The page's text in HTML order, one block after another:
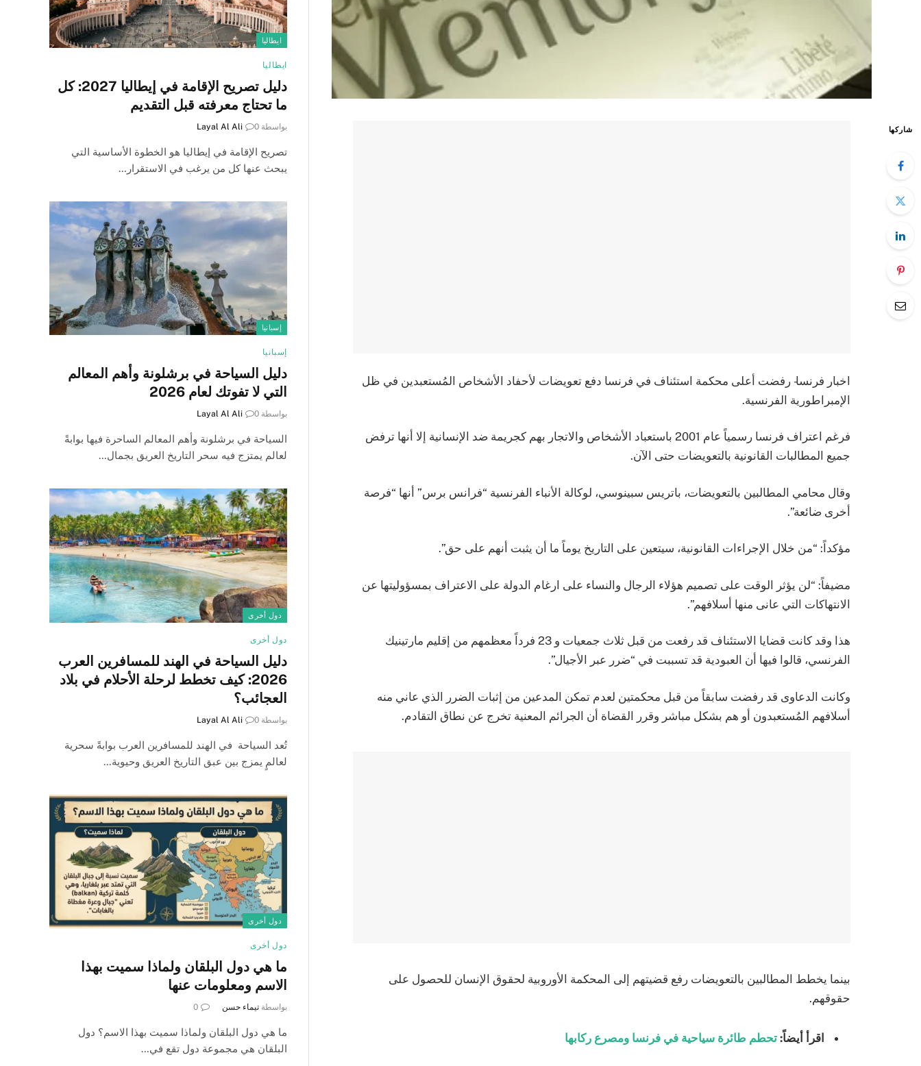
شاركها
اخبار فرنسا- رفضت أعلى محكمة استئناف في فرنسا دفع تعويضات لأحفاد الأشخاص المُستعبدين في ظل
الإمبراطورية الفرنسية.
فرغم اعتراف فرنسا رسمياً عام 2001 باستعباد الأشخاص والاتجار بهم كجريمة ضد الإنسانية إلا أنها ترفض
جميع المطالبات القانونية بالتعويضات حتى الآن.
وقال محامي المطالبين بالتعويضات، باتريس سبينوسي، لوكالة الأنباء الفرنسية “فرانس برس” أنها “فرصة
أخرى ضائعة”.
مؤكداً: “من خلال الإجراءات القانونية، سيتعين على التاريخ يوماً ما أن يثبت أنهم على حق”.
مضيفاً: “لن يؤثر الوقت على تصميم هؤلاء الرجال والنساء على ارغام الدولة على الاعتراف بمسؤوليتها عن
الانتهاكات التي عانى منها أسلافهم”.
هذا وقد كانت قضايا الاستئناف قد رفعت من قبل ثلاث جمعيات و 23 فرداً معظمهم من إقليم مارتينيك
الفرنسي، قالوا فيها أن العبودية قد تسببت في “ضرر عبر الأجيال”.
وكانت الدعاوى قد رفضت سابقاً من قبل محكمتين لعدم تمكن المدعين من إثبات الضرر الذي عاني منه
أسلافهم المُستعبدون أو هم بشكل مباشر وقرر القضاة أن الجرائم المعنية تخرج عن نطاق التقادم.
بينما يخطط المطالبين بالتعويضات رفع قضيتهم إلى المحكمة الأوروبية لحقوق الإنسان للحصول على
حقوقهم.
اقرأ أيضاً: تحطم طائرة سياحية في فرنسا ومصرع ركابها
ايطاليا
ايطاليا
دليل تصريح الإقامة في إيطاليا 2027: كل
ما تحتاج معرفته قبل التقديم
بواسطة Layal Al Ali 0
تصريح الإقامة في إيطاليا هو الخطوة الأساسية التي
يبحث عنها كل من يرغب في الاستقرار…
إسبانيا
إسبانيا
دليل السياحة في برشلونة وأهم المعالم
التي لا تفوتك لعام 2026
بواسطة Layal Al Ali 0
السياحة في برشلونة وأهم المعالم الساحرة فيها بوابةً
لعالم يمتزج فيه سحر التاريخ العريق بجمال…
دول أخرى
دول أخرى
دليل السياحة في الهند للمسافرين العرب
2026: كيف تخطط لرحلة الأحلام في بلاد
العجائب؟
بواسطة Layal Al Ali 0
تُعد السياحة في الهند للمسافرين العرب بوابةً سحرية
لعالمٍ يمزج بين عبق التاريخ العريق وحيوية…
دول أخرى
دول أخرى
ما هي دول البلقان ولماذا سميت بهذا
الاسم ومعلومات عنها
بواسطة تيماء حسن 0
ما هي دول البلقان ولماذا سميت بهذا الاسم؟ دول
البلقان هي مجموعة دول تقع في…